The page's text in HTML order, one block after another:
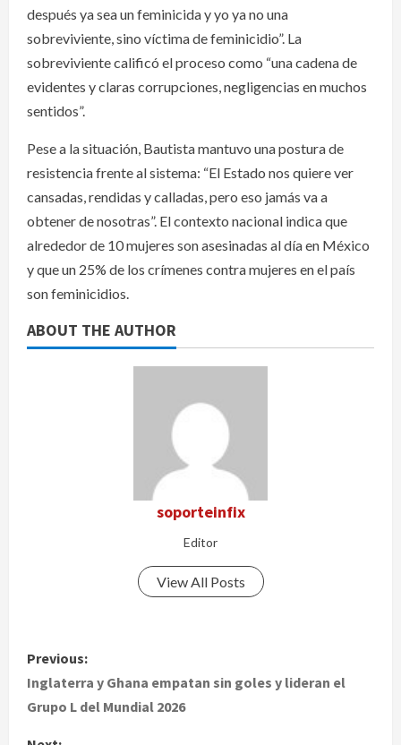
después ya sea un feminicida y yo ya no una
sobreviviente, sino víctima de feminicidio”. La
sobreviviente calificó el proceso como “una cadena de
evidentes y claras corrupciones, negligencias en muchos
sentidos”.
Pese a la situación, Bautista mantuvo una postura de
resistencia frente al sistema: “El Estado nos quiere ver
cansadas, rendidas y calladas, pero eso jamás va a
obtener de nosotras”. El contexto nacional indica que
alrededor de 10 mujeres son asesinadas al día en México
y que un 25% de los crímenes contra mujeres en el país
son feminicidios.
ABOUT THE AUTHOR
soporteinfix
Editor
View All Posts
P
o
Previous:
Inglaterra y Ghana empatan sin goles y lideran el
Grupo L del Mundial 2026